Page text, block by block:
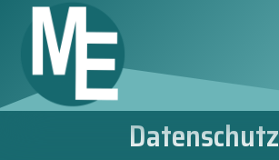
Datenschutz